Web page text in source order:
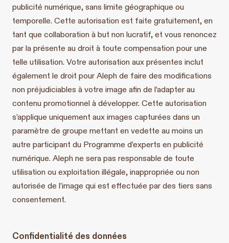
publicité numérique, sans limite géographique ou
temporelle. Cette autorisation est faite gratuitement, en
tant que collaboration à but non lucratif, et vous renoncez
par la présente au droit à toute compensation pour une
telle utilisation. Votre autorisation aux présentes inclut
également le droit pour Aleph de faire des modifications
non préjudiciables à votre image afin de l’adapter au
contenu promotionnel à développer. Cette autorisation
s’applique uniquement aux images capturées dans un
paramètre de groupe mettant en vedette au moins un
autre participant du Programme d’experts en publicité
numérique. Aleph ne sera pas responsable de toute
utilisation ou exploitation illégale, inappropriée ou non
autorisée de l’image qui est effectuée par des tiers sans
consentement.
Confidentialité des données